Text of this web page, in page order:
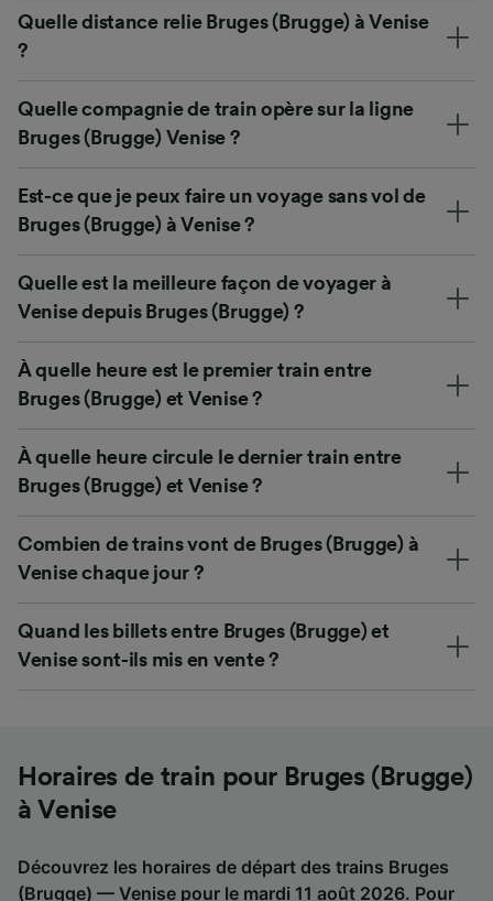
Quelle distance relie Bruges (Brugge) à Venise
?
Quelle compagnie de train opère sur la ligne
Bruges (Brugge) Venise ?
Est-ce que je peux faire un voyage sans vol de
Bruges (Brugge) à Venise ?
Quelle est la meilleure façon de voyager à
Venise depuis Bruges (Brugge) ?
À quelle heure est le premier train entre
Bruges (Brugge) et Venise ?
À quelle heure circule le dernier train entre
Bruges (Brugge) et Venise ?
Combien de trains vont de Bruges (Brugge) à
Venise chaque jour ?
Quand les billets entre Bruges (Brugge) et
Venise sont-ils mis en vente ?
Horaires de train pour Bruges (Brugge)
à Venise
Découvrez les horaires de départ des trains Bruges
(Brugge) — Venise pour le mardi 11 août 2026. Pour